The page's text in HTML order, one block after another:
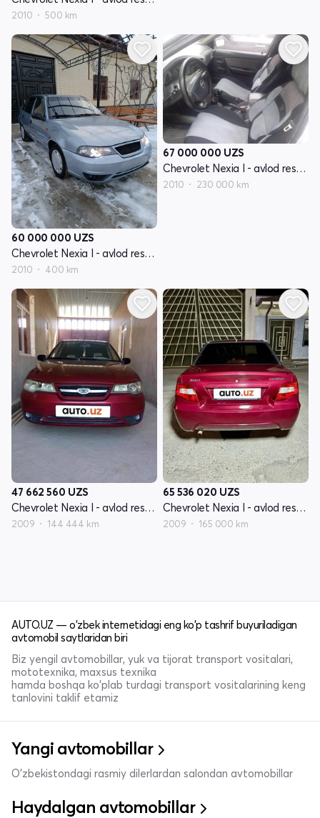
2010 500 km
60 000 000 UZS
Chevrolet Nexia I - avlod restayling
2010 400 km
67 000 000 UZS
Chevrolet Nexia I - avlod restayling
2010 230 000 km
47 662 560 UZS
Chevrolet Nexia I - avlod restayling
2009 144 444 km
65 536 020 UZS
Chevrolet Nexia I - avlod restayling
2009 165 000 km
AUTO.UZ — o'zbek internetidagi eng ko'p tashrif buyuriladigan
avtomobil saytlaridan biri
Biz yengil avtomobillar, yuk va tijorat transport vositalari,
mototexnika, maxsus texnika
hamda boshqa ko'plab turdagi transport vositalarining keng
tanlovini taklif etamiz
Yangi avtomobillar
O'zbekistondagi rasmiy dilerlardan salondan avtomobillar
Haydalgan avtomobillar